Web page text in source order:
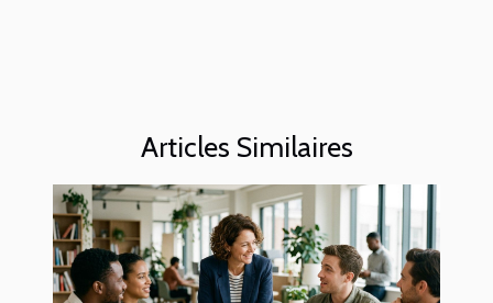
Articles Similaires